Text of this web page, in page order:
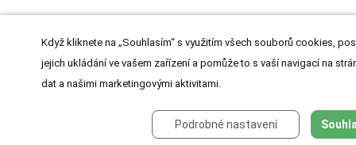
Když kliknete na „Souhlasím“ s využitím všech souborů cookies,
jejich ukládání ve vašem zařízení a pomůže to s vaší navigací na
dat a našimi marketingovými aktivitami.
Podrobné nastavení